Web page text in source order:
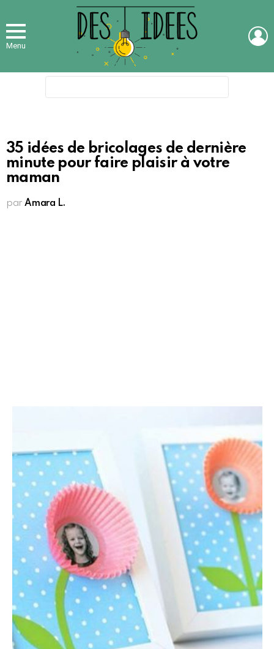
Menu
35 idées de bricolages de dernière
minute pour faire plaisir à votre
maman
par Amara L.